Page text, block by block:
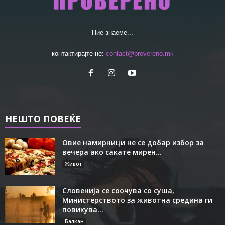
Ние знаеме...
контактирајте не: contact@provereno.mk
НЕШТО ПОВЕЌЕ
Овие намирници не се добар избор за
вечера ако сакате мирен...
Живот
Словенија се соочува со суша,
Министерството за животна средина ги
повикува...
Балкан